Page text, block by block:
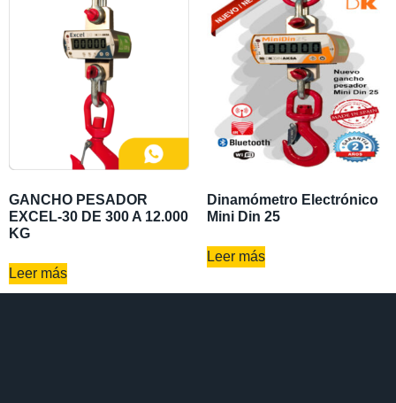
GANCHO PESADOR
EXCEL-30 DE 300 A 12.000
KG
Leer más
Dinamómetro Electrónico
Mini Din 25
Leer más